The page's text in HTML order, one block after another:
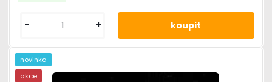
- +
novinka
akce